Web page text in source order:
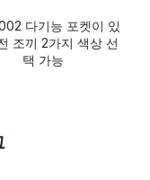
다기능 포켓이 있
조끼 2가지 색상 선
택 가능